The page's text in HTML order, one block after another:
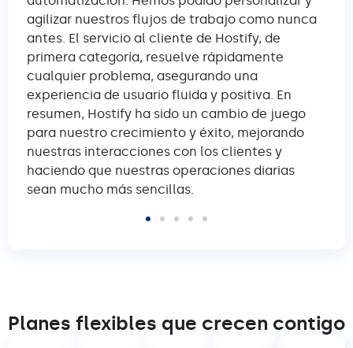
agilizar nuestros flujos de trabajo como nunca
antes. El servicio al cliente de Hostify, de
primera categoría, resuelve rápidamente
cualquier problema, asegurando una
experiencia de usuario fluida y positiva. En
resumen, Hostify ha sido un cambio de juego
para nuestro crecimiento y éxito, mejorando
nuestras interacciones con los clientes y
haciendo que nuestras operaciones diarias
sean mucho más sencillas.
Planes flexibles que crecen contigo